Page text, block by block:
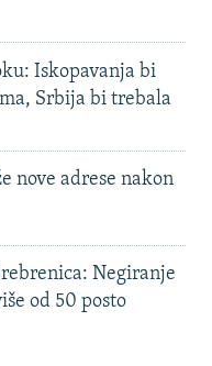
Iskopavanja bi
Srbija bi trebala
nove adrese nakon
Negiranje
od 50 posto